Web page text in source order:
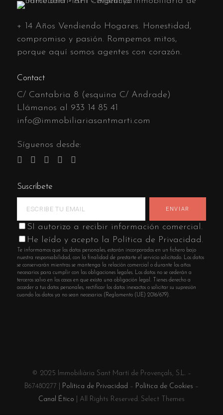
+ 14 Años Vendiendo Hogares. Honestidad,
compromiso y pasión. Rompemos mitos,
porque aquí somos agentes con corazón.
Contact
C/ Cantabria 8 (esquina C/ Andrade)
Llámanos al 933 14 85 41
info@immobiliariasantmarti.com
Síguenos desde:
Suscríbete
SI autorizo a recibir información comercial.
He leído y acepto la Política de Privacidad.
Te informamos que los datos personales, estarán incorporados en un fichero bajo
nuestra responsabilidad, con la finalidad de prestarte el servicio solicitado. Los datos
se conservarán mientras se mantenga la relación comercial o durante los años
necesarios para cumplir con las obligaciones legales. Los datos no se cederán a
terceros salvo en los casos en que exista una obligación legal. Tienes derecho a
acceder a tus datos personales, rectificar los datos inexactos o solicitar su supresión
cuando los datos ya no sean necesarios (Reglamento (UE) 2016/679).
© 2025 Immobiliària Sant Martí de Provençals, S.L. –
B67480277 |
Política de Privacidad – Política de Cookies –
Canal Ético | All Rights Reserved. Select Themes